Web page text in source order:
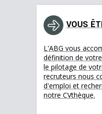
VOUS
L'ABG vous
définition de
le pilotage de
recruteurs nous
d'emploi et
notre CVthèque.